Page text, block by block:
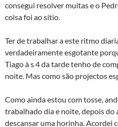
consegui resolver muitas e o
coisa foi ao sí­tio.
Ter de trabalhar a este ritmo
verdadeiramente esgotante
Tiago à s 4 da tarde tenho de
noite. Mas como são projectos
Como ainda estou com tosse,
trabalhado dia e noite, depois do
descansar uma horinha. Acordei